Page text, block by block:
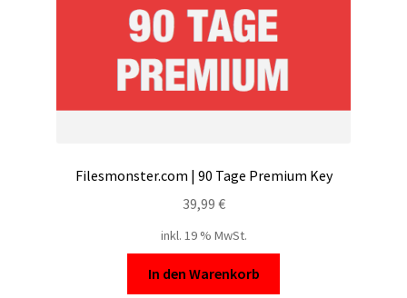
Filesmonster.com | 90 Tage Premium Key
39,99 €
inkl. 19 % MwSt.
In den Warenkorb